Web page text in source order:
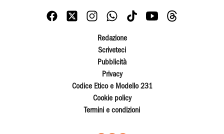
Redazione
Scriveteci
Pubblicità
Privacy
Codice Etico e Modello 231
Cookie policy
Termini e condizioni